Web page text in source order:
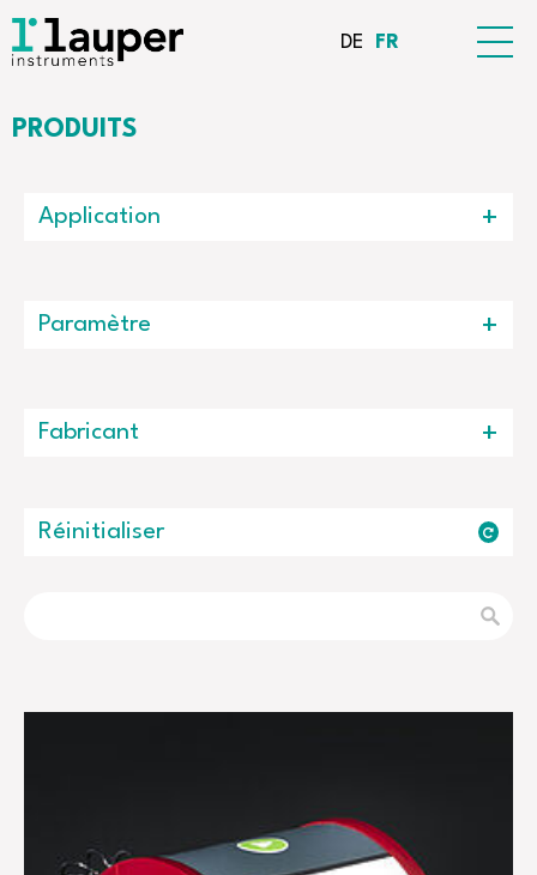
DE FR
PRODUITS
Application
Paramètre
Fabricant
Réinitialiser